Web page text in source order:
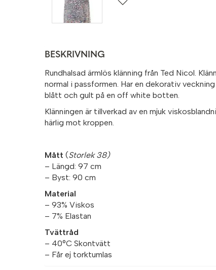
BESKRIVNING
Rundhalsad ärmlös klänning från Ted Nicol.
normal i passformen. Har en dekorativ
blått och gult på en off white botten.
Klänningen är tillverkad av en mjuk
härlig mot kroppen.
Mått (Storlek 38)
– Längd: 97 cm
– Byst: 90 cm
Material
– 93% Viskos
– 7% Elastan
Tvättråd
– 40°C Skontvätt
– Får ej torktumlas